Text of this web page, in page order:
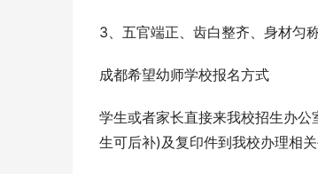
3、五官端正、齿白整齐、身材匀
成都希望幼师学校报名方式
学生或者家长直接来我校招生办
生可后补)及复印件到我校办理相